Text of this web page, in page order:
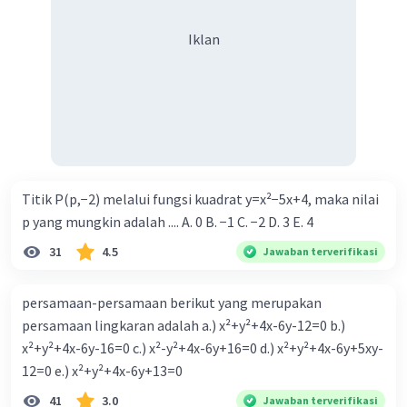
Iklan
Iklan
Titik P(p,−2) melalui fungsi kuadrat y=x²−5x+4, maka nilai
p yang mungkin adalah .... A. 0 B. −1 C. −2 D. 3 E. 4
31 4.5 Jawaban terverifikasi
persamaan-persamaan berikut yang merupakan
persamaan lingkaran adalah a.) x²+y²+4x-6y-12=0 b.)
x²+y²+4x-6y-16=0 c.) x²-y²+4x-6y+16=0 d.) x²+y²+4x-6y+5xy-
12=0 e.) x²+y²+4x-6y+13=0
41 3.0 Jawaban terverifikasi